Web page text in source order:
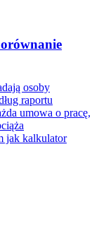
osoby
raportu
umowa o pracę,
jak kalkulator